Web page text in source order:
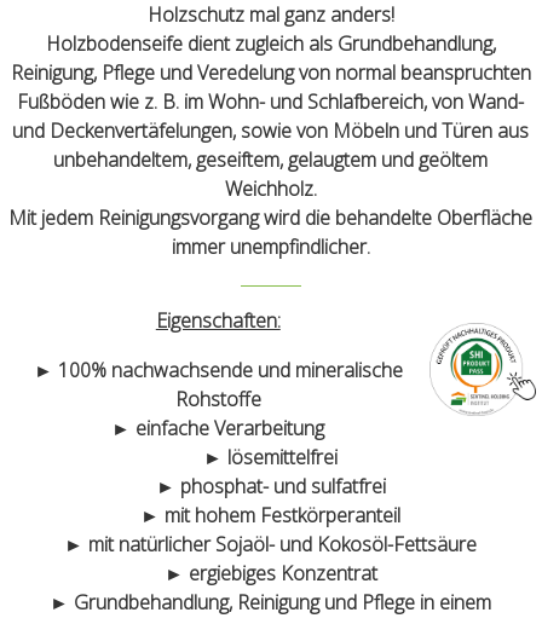
Holzschutz mal ganz anders!
Holzbodenseife dient zugleich als Grundbehandlung,
Reinigung, Pflege und Veredelung von normal beanspruchten
Fußböden wie z. B. im Wohn- und Schlafbereich, von Wand-
und Deckenvertäfelungen, sowie von Möbeln und Türen aus
unbehandeltem, geseiftem, gelaugtem und geöltem
Weichholz.
Mit jedem Reinigungsvorgang wird die behandelte Oberfläche
immer unempfindlicher.
Eigenschaften:
► 100% nachwachsende und mineralische
Rohstoffe
► einfache Verarbeitung
► lösemittelfrei
► phosphat- und sulfatfrei
► mit hohem Festkörperanteil
► mit natürlicher Sojaöl- und Kokosöl-Fettsäure
► ergiebiges Konzentrat
► Grundbehandlung, Reinigung und Pflege in einem